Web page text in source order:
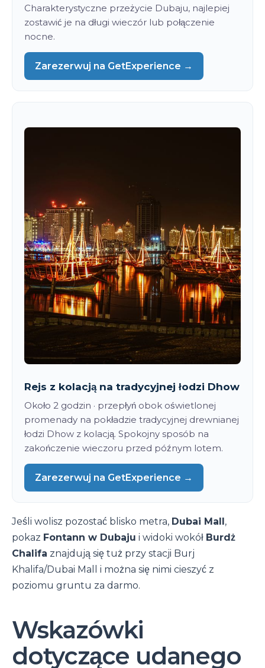
Charakterystyczne przeżycie Dubaju, najlepiej
zostawić je na długi wieczór lub połączenie
nocne.
Zarezerwuj na GetExperience →
Rejs z kolacją na tradycyjnej łodzi Dhow
Około 2 godzin · przepłyń obok oświetlonej
promenady na pokładzie tradycyjnej drewnianej
łodzi Dhow z kolacją. Spokojny sposób na
zakończenie wieczoru przed późnym lotem.
Zarezerwuj na GetExperience →
Jeśli wolisz pozostać blisko metra, Dubai Mall,
pokaz Fontann w Dubaju i widoki wokół Burdż
Chalifa znajdują się tuż przy stacji Burj
Khalifa/Dubai Mall i można się nimi cieszyć z
poziomu gruntu za darmo.
Wskazówki
dotyczące udanego